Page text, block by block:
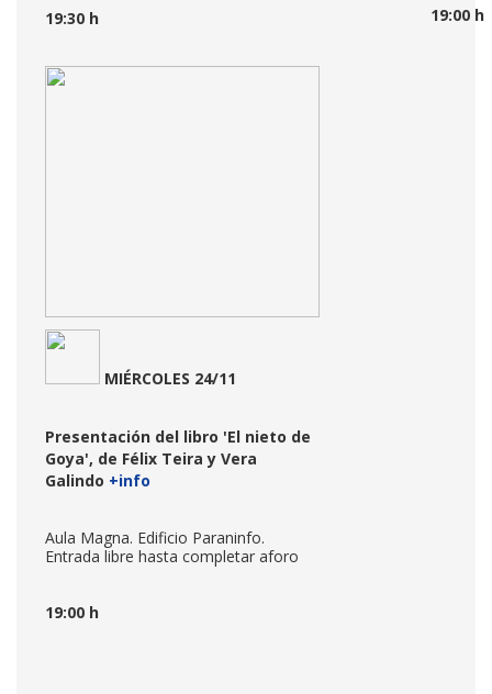
19:30 h 19:00 h
MIÉRCOLES 24/11
Presentación del libro 'El nieto de
Goya', de Félix Teira y Vera
Galindo +info
Aula Magna. Edificio Paraninfo.
Entrada libre hasta completar aforo
19:00 h